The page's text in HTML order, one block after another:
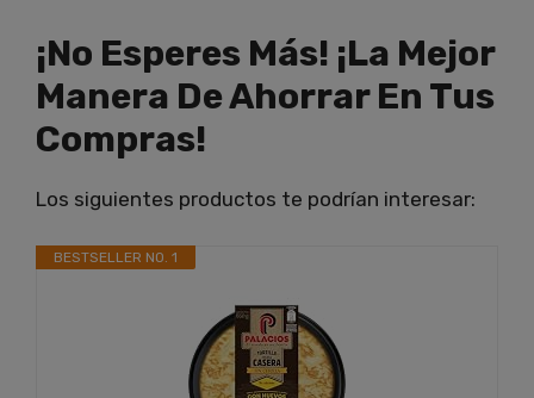
¡No Esperes Más! ¡La Mejor
Manera De Ahorrar En Tus
Compras!
Los siguientes productos te podrían interesar:
BESTSELLER NO. 1